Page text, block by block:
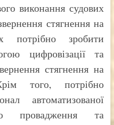
виконання судових
стягнення на
потрібно зробити
цифровізації та
стягнення на
того, потрібно
автоматизованої
провадження та